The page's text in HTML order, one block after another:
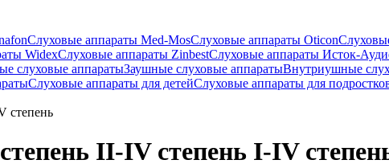
Слуховые аппараты Med-MosСлуховые аппараты Oticon
WidexСлуховые аппараты ZinbestСлуховые аппараты Исток-
слуховые аппаратыЗаушные слуховые аппаратыВнутриушные
Слуховые аппараты для детейСлуховые аппараты для
степень
II-IV степень I-IV